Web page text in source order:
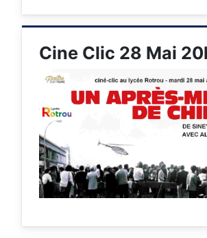
Cine Clic 28 Mai